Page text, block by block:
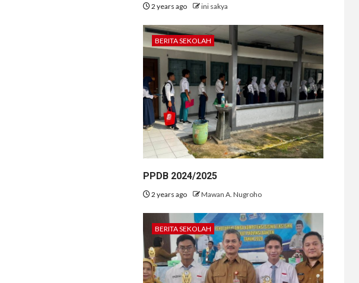
2 years ago ini sakya
BERITA SEKOLAH
PPDB 2024/2025
2 years ago Mawan A. Nugroho
BERITA SEKOLAH